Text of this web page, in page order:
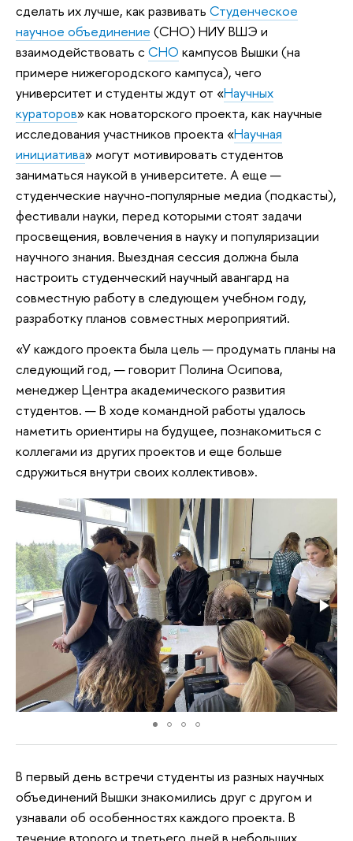
сделать их лучше, как развивать Студенческое
научное объединение (СНО) НИУ ВШЭ и
взаимодействовать с СНО кампусов Вышки (на
примере нижегородского кампуса), чего
университет и студенты ждут от «Научных
кураторов» как новаторского проекта, как научные
исследования участников проекта «Научная
инициатива» могут мотивировать студентов
заниматься наукой в университете. А еще —
студенческие научно-популярные медиа (подкасты),
фестивали науки, перед которыми стоят задачи
просвещения, вовлечения в науку и популяризации
научного знания. Выездная сессия должна была
настроить студенческий научный авангард на
совместную работу в следующем учебном году,
разработку планов совместных мероприятий.
«У каждого проекта была цель — продумать планы на
следующий год, — говорит Полина Осипова,
менеджер Центра академического развития
студентов. — В ходе командной работы удалось
наметить ориентиры на будущее, познакомиться с
коллегами из других проектов и еще больше
сдружиться внутри своих коллективов».
В первый день встречи студенты из разных научных
объединений Вышки знакомились друг с другом и
узнавали об особенностях каждого проекта. В
течение второго и третьего дней в небольших